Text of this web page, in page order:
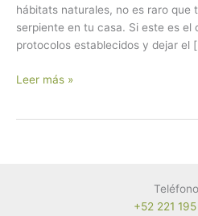
hábitats naturales, no es raro que
serpiente en tu casa. Si este es el
protocolos establecidos y dejar el
¿Qué
Leer más »
+52 221